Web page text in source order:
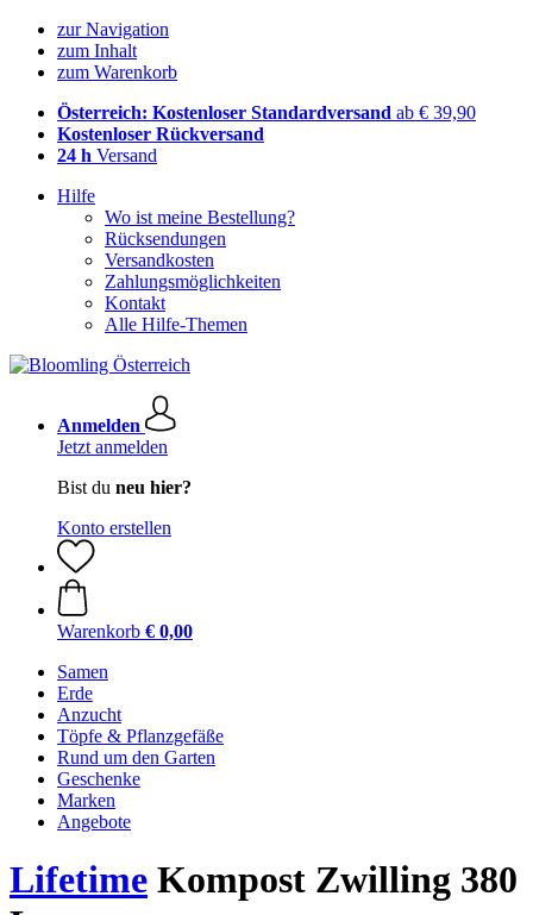
zur Navigation
zum Inhalt
zum Warenkorb
Österreich: Kostenloser Standardversand ab € 39,90
Kostenloser Rückversand
24 h Versand
Hilfe
Wo ist meine Bestellung?
Rücksendungen
Versandkosten
Zahlungsmöglichkeiten
Kontakt
Alle Hilfe-Themen
Anmelden
Jetzt anmelden
Bist du neu hier?
Konto erstellen
Warenkorb € 0,00
Samen
Erde
Anzucht
Töpfe & Pflanzgefäße
Rund um den Garten
Geschenke
Marken
Angebote
Lifetime Kompost Zwilling 380